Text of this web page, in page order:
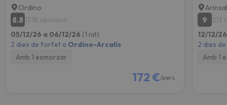
Ordino
8.8 1218 opinions
05/12/26 a 06/12/26 (1 nit)
2 dies de forfet a Ordino-Arcalís
Amb 1 esmorzar
172 €/pers.
9
212
12/12/
2 dies
Amb 1